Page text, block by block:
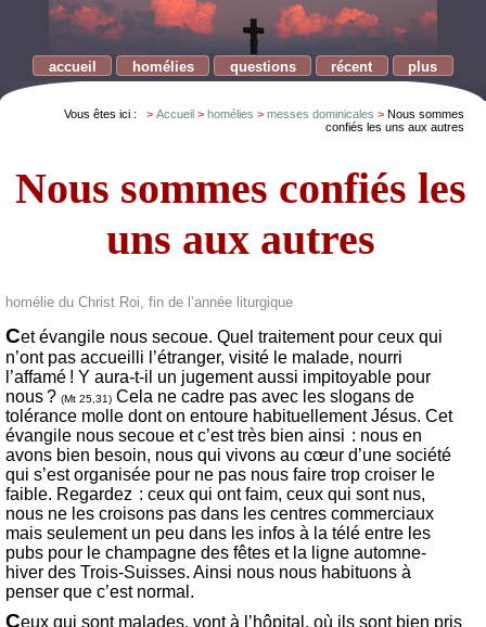
accueil homélies questions récent plus
Vous êtes ici : Accueil homélies messes dominicales
Nous sommes
confiés les uns aux autres
Nous sommes confiés les
uns aux autres
homélie du Christ Roi, fin de l’année liturgique
Cet évangile nous secoue. Quel traitement pour ceux qui
n’ont pas accueilli l’étranger, visité le malade, nourri
l’affamé ! Y aura-t-il un jugement aussi impitoyable pour
nous ? (Mt 25,31) Cela ne cadre pas avec les slogans de
tolérance molle dont on entoure habituellement Jésus. Cet
évangile nous secoue et c’est très bien ainsi : nous en
avons bien besoin, nous qui vivons au cœur d’une société
qui s’est organisée pour ne pas nous faire trop croiser le
faible. Regardez : ceux qui ont faim, ceux qui sont nus,
nous ne les croisons pas dans les centres commerciaux
mais seulement un peu dans les infos à la télé entre les
pubs pour le champagne des fêtes et la ligne automne-
hiver des Trois-Suisses. Ainsi nous nous habituons à
penser que c’est normal.
Ceux qui sont malades, vont à l’hôpital, où ils sont bien pris